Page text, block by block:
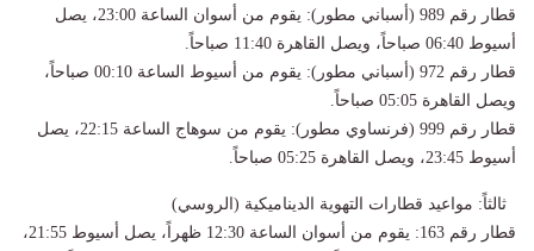
قطار رقم 989 (أسباني مطور): يقوم من أسوان الساعة 23:00، يصل
أسيوط 06:40 صباحاً، ويصل القاهرة 11:40 صباحاً.
قطار رقم 972 (أسباني مطور): يقوم من أسيوط الساعة 00:10 صباحاً،
ويصل القاهرة 05:05 صباحاً.
قطار رقم 999 (فرنساوي مطور): يقوم من سوهاج الساعة 22:15، يصل
أسيوط 23:45، ويصل القاهرة 05:25 صباحاً.
ثالثاً: مواعيد قطارات التهوية الديناميكية (الروسي)
قطار رقم 163: يقوم من أسوان الساعة 12:30 ظهراً، يصل أسيوط 21:55،